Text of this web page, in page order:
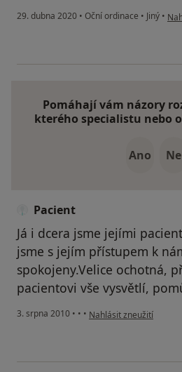
29. dubna 2020 • Oční ordinace • Jiný •
Pomáhají vám názory
kterého specialistu nebo
Ano Ne
Pacient
Já i dcera jsme jejími
jsme s jejím přístupem k
spokojeny.Velice ochotná,
pacientovi vše vysvětlí,
3. srpna 2010 • • • podle názoru uživatele
Nahlásit zneužití